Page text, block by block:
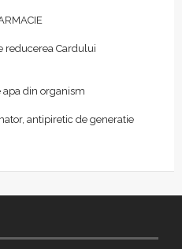
reducerea Cardului
apa din organism
antipiretic de generatie